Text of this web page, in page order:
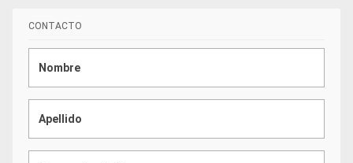
CONTACTO